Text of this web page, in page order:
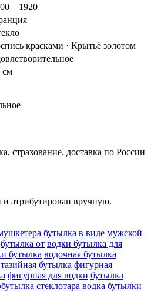
– 1920
красками · Крытьё золотом
см
страхование, доставка по России
атрибутирован вручную.
бутылка в виде мужской
бутылка от водки бутылка для
бутылка водочная бутылка
бутылка фигурная
фигурная для водки бутылка
стеклотара водка бутылки